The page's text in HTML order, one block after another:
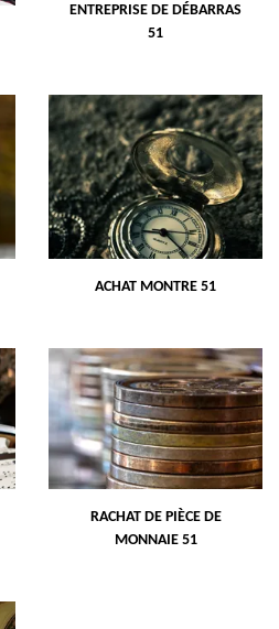
ENTREPRISE DE DÉBARRAS
51
ACHAT MONTRE 51
RACHAT DE PIÈCE DE
MONNAIE 51